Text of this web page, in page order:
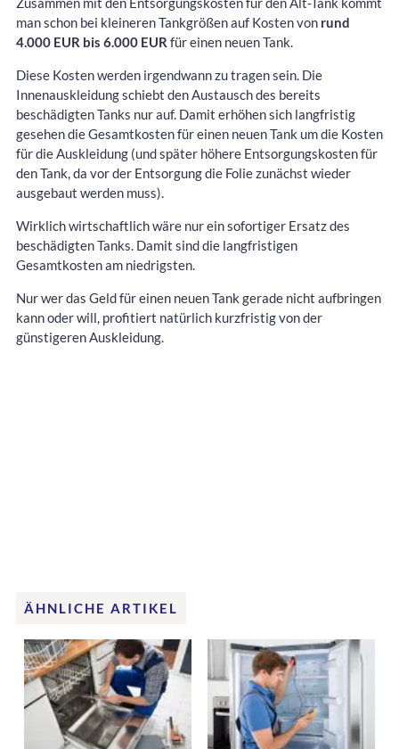
man schon bei kleineren Tankgrößen auf Kosten von rund
4.000 EUR bis 6.000 EUR für einen neuen Tank.
Diese Kosten werden irgendwann zu tragen sein. Die
Innenauskleidung schiebt den Austausch des bereits
beschädigten Tanks nur auf. Damit erhöhen sich langfristig
gesehen die Gesamtkosten für einen neuen Tank um die Kosten
für die Auskleidung (und später höhere Entsorgungskosten für
den Tank, da vor der Entsorgung die Folie zunächst wieder
ausgebaut werden muss).
Wirklich wirtschaftlich wäre nur ein sofortiger Ersatz des
beschädigten Tanks. Damit sind die langfristigen
Gesamtkosten am niedrigsten.
Nur wer das Geld für einen neuen Tank gerade nicht aufbringen
kann oder will, profitiert natürlich kurzfristig von der
günstigeren Auskleidung.
ÄHNLICHE ARTIKEL